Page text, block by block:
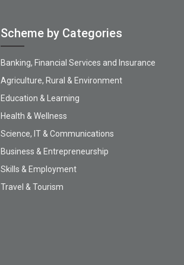
Scheme by Categories
Banking, Financial Services and Insurance
Agriculture, Rural & Environment
Education & Learning
Health & Wellness
Science, IT & Communications
Business & Entrepreneurship
Skills & Employment
Travel & Tourism